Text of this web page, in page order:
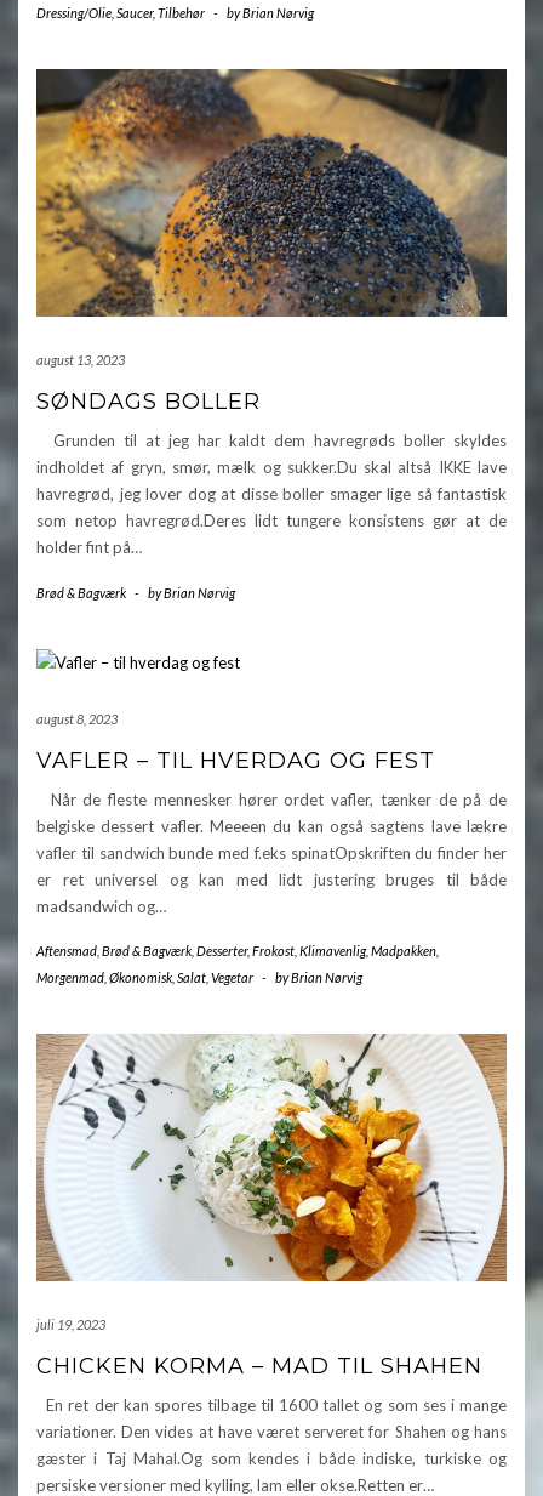
Dressing/Olie Saucer, Tilbehør - byBrian Nørvig
august 13, 2023
SØNDAGS BOLLER
Grunden til at jeg har kaldt dem havregrøds boller skyldes
indholdet af gryn, smør, mælk og sukker.Du skal altså IKKE lave
havregrød, jeg lover dog at disse boller smager lige så fantastisk
som netop havregrød.Deres lidt tungere konsistens gør at de
holder fint på…
Brød & Bagværk - byBrian Nørvig
august 8, 2023
VAFLER – TIL HVERDAG OG FEST
Når de fleste mennesker hører ordet vafler, tænker de på de
belgiske dessert vafler. Meeeen du kan også sagtens lave lækre
vafler til sandwich bunde med f.eks spinatOpskriften du finder her
er ret universel og kan med lidt justering bruges til både
madsandwich og…
Aftensmad Brød & Bagværk Desserter, Frokost Klimavenlig, Madpakken
Morgenmad Økonomisk Salat Vegetar - byBrian Nørvig
juli 19, 2023
CHICKEN KORMA – MAD TIL SHAHEN
En ret der kan spores tilbage til 1600 tallet og som ses i mange
variationer. Den vides at have været serveret for Shahen og hans
gæster i Taj Mahal.Og som kendes i både indiske, turkiske og
persiske versioner med kylling, lam eller okse.Retten er…